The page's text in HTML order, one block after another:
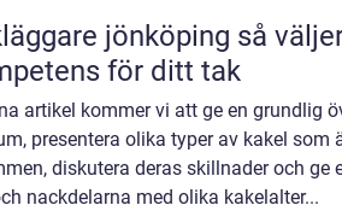
jönköping så väljer du rätt
för ditt tak
artikel kommer vi att ge en grundlig
presentera olika typer av kakel som
diskutera deras skillnader och ge
nackdelarna med olika kakelalter...